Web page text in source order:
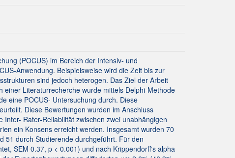
(POCUS) im Bereich der Intensiv- und
Anwendung. Beispielsweise wird die Zeit bis zur
sind jedoch heterogen. Das Ziel der Arbeit
einer Literaturrecherche wurde mittels Delphi-Methode
eine POCUS- Untersuchung durch. Diese
Diese Bewertungen wurden im Anschluss
Rater-Reliabilität zwischen zwei unabhängigen
ein Konsens erreicht werden. Insgesamt wurden 70
51 durch Studierende durchgeführt. Für den
SEM 0.37, p < 0.001) und nach Krippendorff‘s alpha